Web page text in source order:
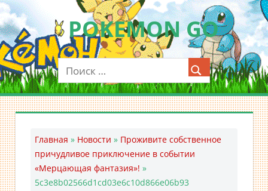
Перейти
к
содержимомуPOKEMON GO
Мобильное
приложение
для
ловли
Главная » Новости » Проживите собственное
причудливое приключение в событии
«Мерцающая фантазия»! »
5c3e8b02566d1cd03e6c10d866e06b93